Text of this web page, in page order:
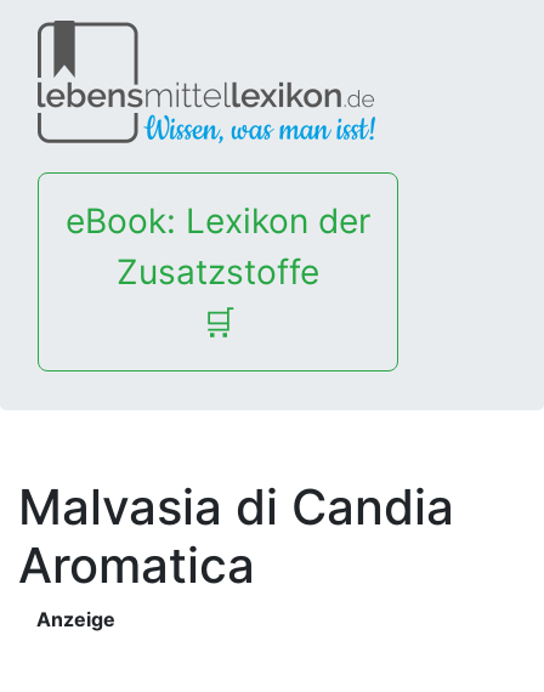
eBook: Lexikon der
Zusatzstoffe
🛒
Malvasia di Candia
Aromatica
Anzeige